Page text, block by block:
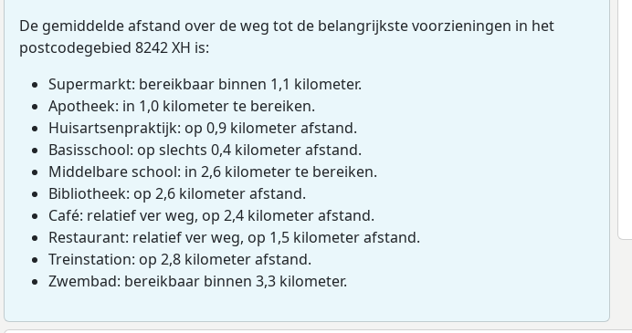
De gemiddelde afstand over de weg tot de belangrijkste voorzieningen in het
postcodegebied 8242 XH is:
Supermarkt: bereikbaar binnen 1,1 kilometer.
Apotheek: in 1,0 kilometer te bereiken.
Huisartsenpraktijk: op 0,9 kilometer afstand.
Basisschool: op slechts 0,4 kilometer afstand.
Middelbare school: in 2,6 kilometer te bereiken.
Bibliotheek: op 2,6 kilometer afstand.
Café: relatief ver weg, op 2,4 kilometer afstand.
Restaurant: relatief ver weg, op 1,5 kilometer afstand.
Treinstation: op 2,8 kilometer afstand.
Zwembad: bereikbaar binnen 3,3 kilometer.